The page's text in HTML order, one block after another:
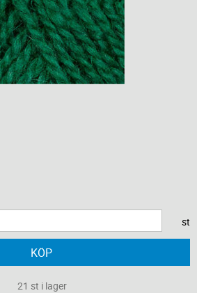
st
KÖP
21 st i lager